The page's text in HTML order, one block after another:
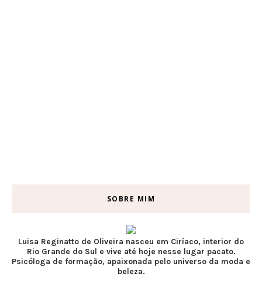
SOBRE MIM
Luisa Reginatto de Oliveira nasceu em Ciríaco, interior do
Rio Grande do Sul e vive até hoje nesse lugar pacato.
Psicóloga de formação, apaixonada pelo universo da moda e
beleza.